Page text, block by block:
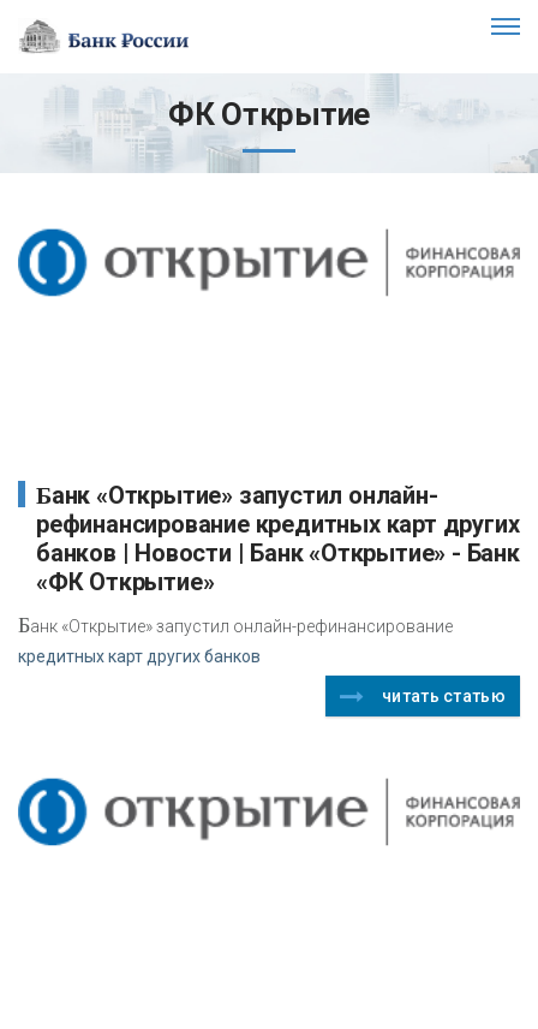
ФК Открытие
Банк «Открытие» запустил онлайн-
рефинансирование кредитных карт других
банков | Новости | Банк «Открытие» - Банк
«ФК Открытие»
Банк «Открытие» запустил онлайн-рефинансирование
кредитных карт других банков
читать статью